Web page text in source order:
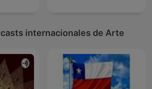
internacionales de Arte